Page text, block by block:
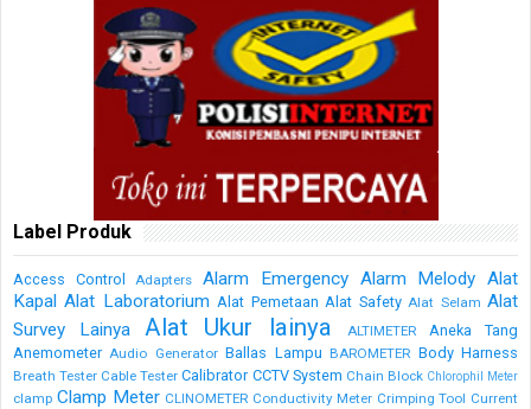
Label Produk
Access Control Adapters Alarm Emergency Alarm Melody Alat
Kapal Alat Laboratorium Alat Pemetaan Alat Safety Alat Selam Alat
Survey Lainya
Alat Ukur lainya ALTIMETER
Aneka Tang
Anemometer Audio Generator Ballas Lampu BAROMETER Body Harness
Breath Tester Cable Tester Calibrator CCTV System Chain Block Chlorophil Meter
clamp Clamp Meter CLINOMETER Conductivity Meter Crimping Tool Current